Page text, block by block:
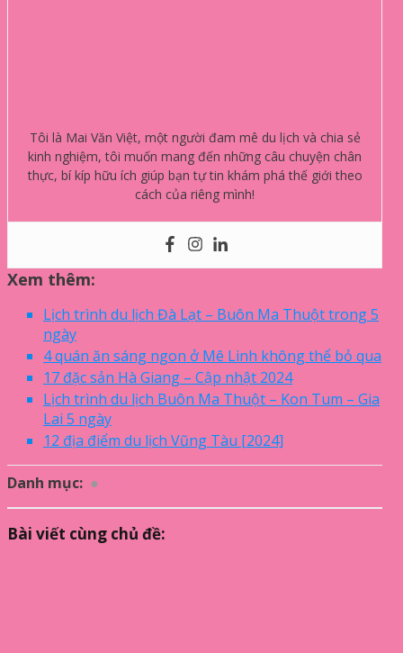
Tôi là Mai Văn Việt, một người đam mê du lịch và chia sẻ
kinh nghiệm, tôi muốn mang đến những câu chuyện chân
thực, bí kíp hữu ích giúp bạn tự tin khám phá thế giới theo
cách của riêng mình!
Xem thêm:
Lịch trình du lịch Đà Lạt – Buôn Ma Thuột trong 5
ngày
4 quán ăn sáng ngon ở Mê Linh không thể bỏ qua
17 đặc sản Hà Giang – Cập nhật 2024
Lịch trình du lịch Buôn Ma Thuột – Kon Tum – Gia
Lai 5 ngày
12 địa điểm du lịch Vũng Tàu [2024]
Danh mục:
Bài viết cùng chủ đề: